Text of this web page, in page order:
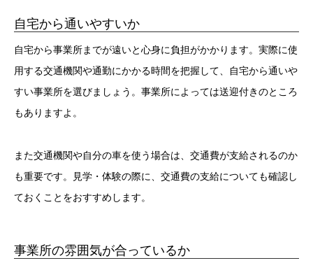
自宅から通いやすいか
自宅から事業所までが遠いと心身に負担がかかります。実際に使
用する交通機関や通勤にかかる時間を把握して、自宅から通いや
すい事業所を選びましょう。事業所によっては送迎付きのところ
もありますよ。
また交通機関や自分の車を使う場合は、交通費が支給されるのか
も重要です。見学・体験の際に、交通費の支給についても確認し
ておくことをおすすめします。
事業所の雰囲気が合っているか